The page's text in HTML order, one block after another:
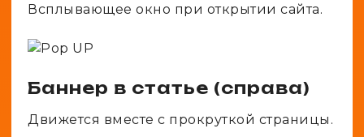
Всплывающее окно при открытии сайта.
Баннер в статье (справа)
Движется вместе с прокруткой страницы.